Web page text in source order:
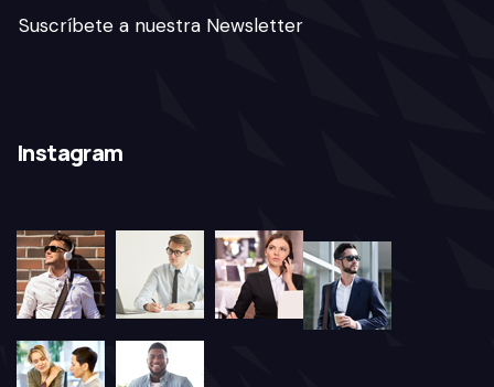
Suscríbete a nuestra Newsletter
Instagram